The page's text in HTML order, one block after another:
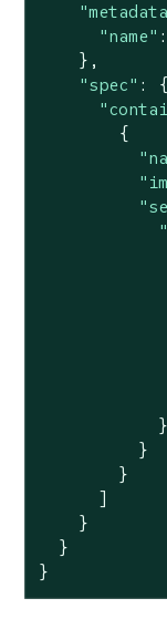
"name" :
    },
"spec" : {
        {
            }
          }
        }
      ]
    }
  }
}